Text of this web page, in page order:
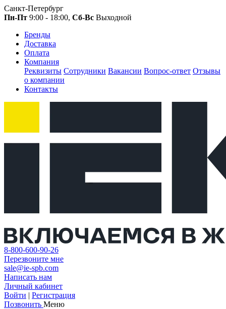
Санкт-Петербург
Пн-Пт 9:00 - 18:00, Сб-Вс Выходной
Бренды
Доставка
Оплата
Компания
Реквизиты Сотрудники Вакансии Вопрос-ответ Отзывы
о компании
Контакты
8-800-600-90-26
Перезвоните мне
sale@ie-spb.com
Написать нам
Личный кабинет
Войти | Регистрация
Позвонить Меню